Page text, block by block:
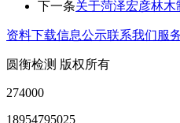
下一条关于菏泽宏彦林
资料下载信息公示联系我们服
圆衡检测 版权所有
274000
18954795025